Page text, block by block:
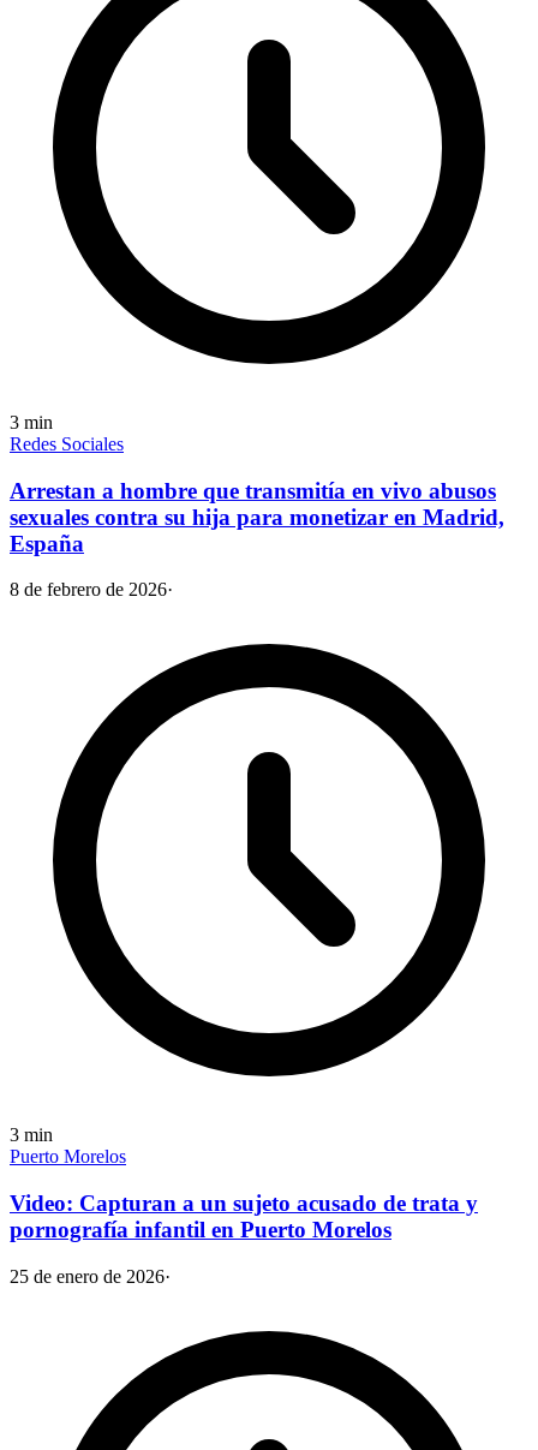
3 min
Redes Sociales
Arrestan a hombre que transmitía en vivo abusos
sexuales contra su hija para monetizar en Madrid,
España
8 de febrero de 2026·
3 min
Puerto Morelos
Video: Capturan a un sujeto acusado de trata y
pornografía infantil en Puerto Morelos
25 de enero de 2026·